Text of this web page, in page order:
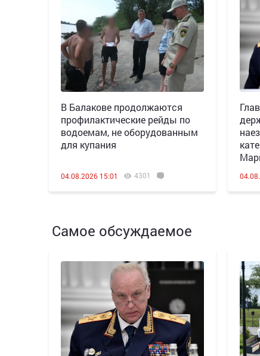
В Балакове продолжаются
профилактические рейды по
водоемам, не оборудованным
для купания
04.08.2026 15:01 4301
Самое обсуждаемое